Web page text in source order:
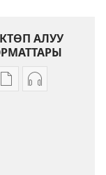
АЛУУ
АдабияттыАудиолорду